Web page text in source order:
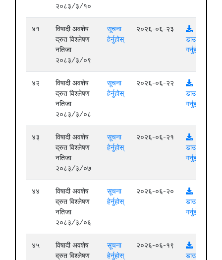
२०८३/३/१०
४१
विषादी अवशेष
द्रुत विश्लेषण
नतिजा
२०८३/३/०९
सूचना
हेर्नुहोस्
२०२६-०६-२३
डाउनलोड
गर्नुहोस्
४२
विषादी अवशेष
द्रुत विश्लेषण
नतिजा
२०८३/३/०८
सूचना
हेर्नुहोस्
२०२६-०६-२२
डाउनलोड
गर्नुहोस्
४३
विषादी अवशेष
द्रुत विश्लेषण
नतिजा
२०८३/३/०७
सूचना
हेर्नुहोस्
२०२६-०६-२१
डाउनलोड
गर्नुहोस्
४४
विषादी अवशेष
द्रुत विश्लेषण
नतिजा
२०८३/३/०६
सूचना
हेर्नुहोस्
२०२६-०६-२०
डाउनलोड
गर्नुहोस्
४५
विषादी अवशेष
द्रुत विश्लेषण
सूचना
हेर्नुहोस्
२०२६-०६-१९
डाउनलोड